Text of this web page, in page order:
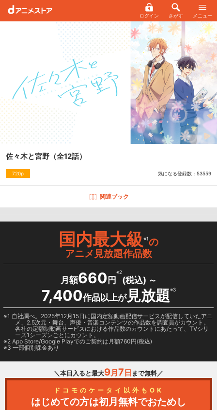
ログイン さがす メニュー
佐々木と宮野 （全12話）
720p 気になる登録数： 53559
関連ブック
国内最大級※1の
アニメ見放題作品数
月額660 円
※2
(税込) ～
7,400作品以上が見放題※3
1 自社調べ。2025年12月15日に国内定額動画配信サービスが配信していたアニ
メ、2.5次元・舞台、声優・音楽コンテンツの作品数を調査員がカウント。
各社の定額制動画サービスにおける作品数のカウントにあたって、TVシリ
ーズ1シーズンごとにカウント。
2 App Store/Google Playでのご契約は月額760円(税込)
3 一部個別課金あり
＼本日入ると最大9月 7 日 まで無料／
ドコモのケータイ以外もOK
はじめての方は初月無料でおためし